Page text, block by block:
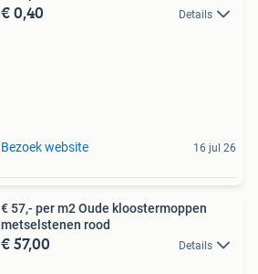
€ 0,40 Details
Bezoek website 16 jul 26
€ 57,- per m2 Oude kloostermoppen
metselstenen rood
€ 57,00 Details